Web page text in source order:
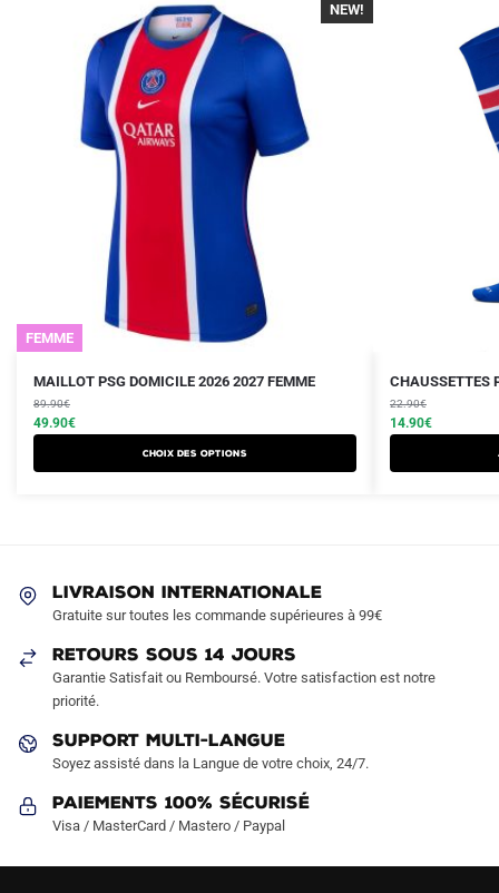
-40%
NEW!
FEMME
MAILLOT PSG DOMICILE 2026 2027 FEMME
89.90€
Le
prix
initial
était :
49.90€
Le
prix
actuel
est :
Choix des options
Ce
produit
a
être
choisies
sur
page
produit
CHAUSSETTES
22.90€
Le
prix
initial
était :
14.90€
Le
prix
actuel
est :
LIVRAISON INTERNATIONALE
Gratuite sur toutes les commande supérieures à 99€
RETOURS SOUS 14 JOURS
Garantie Satisfait ou Remboursé. Votre satisfaction est notre
priorité.
SUPPORT MULTI-LANGUE
Soyez assisté dans la Langue de votre choix, 24/7.
Paiements 100% Sécurisé
Visa / MasterCard / Mastero / Paypal